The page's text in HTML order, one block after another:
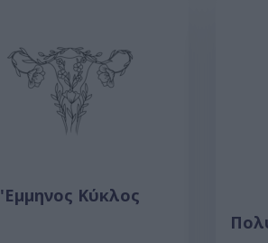
'Εμμηνος Κύκλος